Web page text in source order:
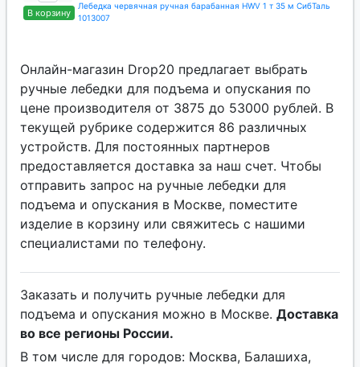
В корзину
Лебедка червячная ручная барабанная HWV 1 т 35 м СибТаль
1013007
Онлайн-магазин Drop20 предлагает выбрать
ручные лебедки для подъема и опускания по
цене производителя от 3875 до 53000 рублей. В
текущей рубрике содержится 86 различных
устройств. Для постоянных партнеров
предоставляется доставка за наш счет. Чтобы
отправить запрос на ручные лебедки для
подъема и опускания в Москве, поместите
изделие в корзину или свяжитесь с нашими
специалистами по телефону.
Заказать и получить ручные лебедки для
подъема и опускания можно в Москве. Доставка
во все регионы России.
В том числе для городов: Москва, Балашиха,